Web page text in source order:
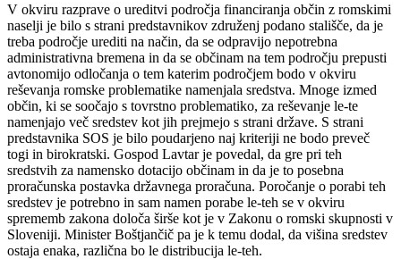
V okviru razprave o ureditvi področja financiranja občin z romskimi
naselji je bilo s strani predstavnikov združenj podano stališče, da je
treba področje urediti na način, da se odpravijo nepotrebna
administrativna bremena in da se občinam na tem področju prepusti
avtonomijo odločanja o tem katerim področjem bodo v okviru
reševanja romske problematike namenjala sredstva. Mnoge izmed
občin, ki se soočajo s tovrstno problematiko, za reševanje le-te
namenjajo več sredstev kot jih prejmejo s strani države. S strani
predstavnika SOS je bilo poudarjeno naj kriteriji ne bodo preveč
togi in birokratski. Gospod Lavtar je povedal, da gre pri teh
sredstvih za namensko dotacijo občinam in da je to posebna
proračunska postavka državnega proračuna. Poročanje o porabi teh
sredstev je potrebno in sam namen porabe le-teh se v okviru
sprememb zakona določa širše kot je v Zakonu o romski skupnosti v
Sloveniji. Minister Boštjančič pa je k temu dodal, da višina sredstev
ostaja enaka, različna bo le distribucija le-teh.